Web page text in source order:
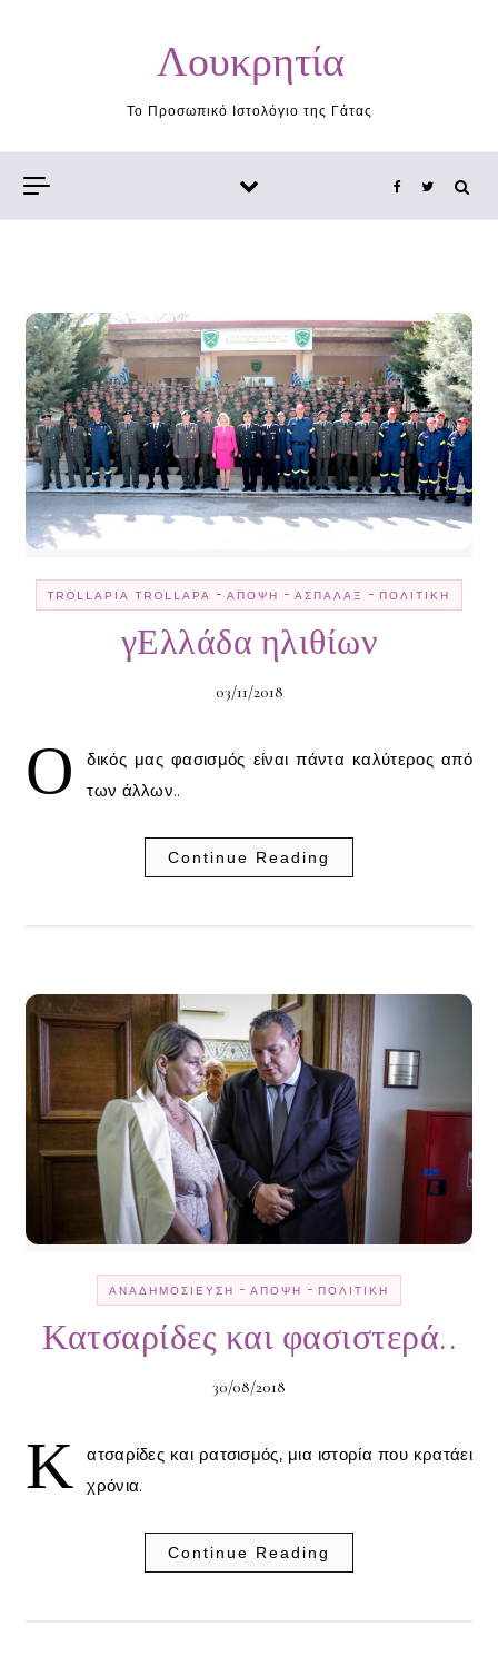
Λουκρητία
Το Προσωπικό Ιστολόγιο της Γάτας
TROLLΑΡΊΑ TROLLΑΡΆ - ΆΠΟΨΗ - ΑΣΠΆΛΑΞ - ΠΟΛΙΤΙΚΉ
γΕλλάδα ηλιθίων
03/11/2018
Ο
δικός μας φασισμός είναι πάντα καλύτερος από
των άλλων..
Continue Reading
ΑΝΑΔΗΜΟΣΊΕΥΣΗ - ΆΠΟΨΗ - ΠΟΛΙΤΙΚΉ
Κατσαρίδες και φασιστερά..
30/08/2018
Κ
ατσαρίδες και ρατσισμός, μια ιστορία που κρατάει
χρόνια.
Continue Reading